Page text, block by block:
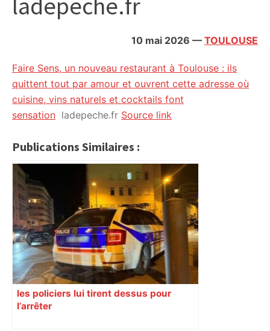
ladepeche.fr
10 mai 2026 — TOULOUSE
Faire Sens, un nouveau restaurant à Toulouse : ils
quittent tout par amour et ouvrent cette adresse où
cuisine, vins naturels et cocktails font
sensation ladepeche.fr Source link
Publications Similaires :
les policiers lui tirent dessus pour
l’arrêter